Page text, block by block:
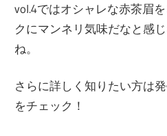
vol.4ではオシャレな赤茶眉
クにマンネリ気味だなと感
ね。
さらに詳しく知りたい方は
をチェック！